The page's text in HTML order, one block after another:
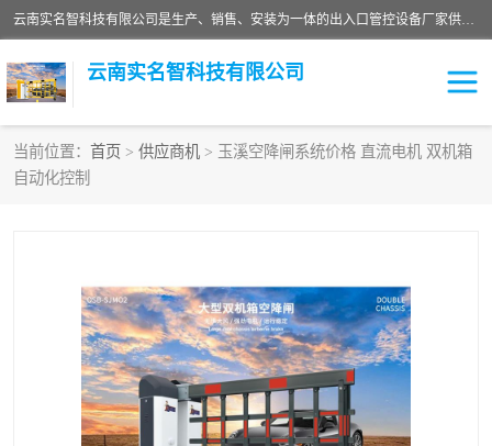
云南实名智科技有限公司是生产、销售、安装为一体的出入口管控设备厂家供应商。主营:电动伸缩门、道闸、广告道闸、重型空降闸、车牌识别、门禁通道、升降柱、岗亭、旗杆等智能设备。主营产品: 电动伸缩门,道闸门禁,车牌识别 生产、销售、安装为一体的出入口管控设备厂家源头供应商。
云南实名智科技有限公司
当前位置： 首页 > 供应商机 > 玉溪空降闸系统价格 直流电机 双机箱
自动化控制
车牌识别门系列
升降门系列 通道闸系列
小门系列 伸缩门